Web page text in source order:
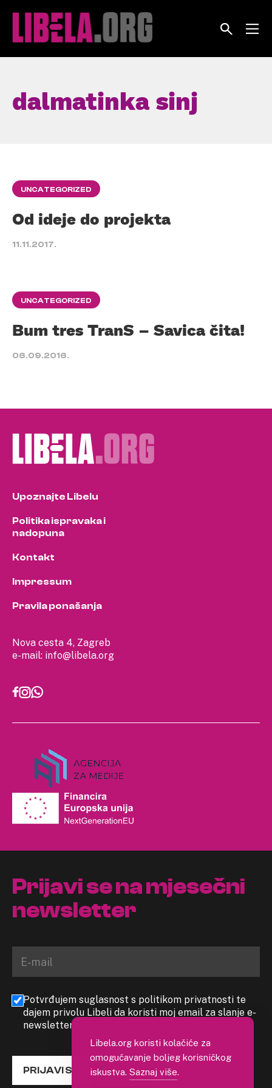
dalmatinka sinj
UNCATEGORIZED
Od ideje do projekta
11.11.2017.
UNCATEGORIZED
Bum tres TranS – Savica čita!
06.09.2016.
Nova cesta 4, Zagreb
e-mail: info@libela.org
Upoznajte Libelu
Politika ispravaka i
nadopuna
Kontakt
Impressum
Pravila ponašanja
Prijavi se na mjesečni
newsletter
Potvrđujem suglasnost s politikom privatnosti te
dajem privolu Libeli da koristi moj email za slanje e-
newslettera
PRIJAVI SE
Libela.org koristi kolačiće za
omogućavanje boljeg korisničkog
iskustva. Saznaj više.